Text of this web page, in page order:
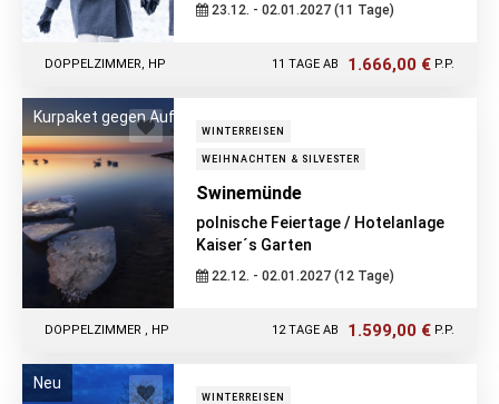
23.12. - 02.01.2027 (11 Tage)
11 TAGE AB 1.666,00 € P.P.
DOPPELZIMMER, HP
Kurpaket gegen Aufpreis zubuchbar!
WINTERREISEN
WEIHNACHTEN & SILVESTER
Swinemünde
polnische Feiertage / Hotelanlage
Kaiser´s Garten
22.12. - 02.01.2027 (12 Tage)
12 TAGE AB 1.599,00 € P.P.
DOPPELZIMMER , HP
Neu
WINTERREISEN